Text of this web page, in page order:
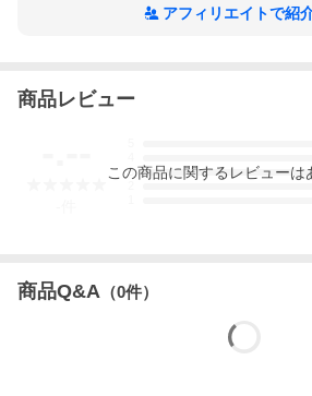
アフィリエイトで紹
商品レビュー
3
この商品に関するレビューは
商品Q&A （0件）